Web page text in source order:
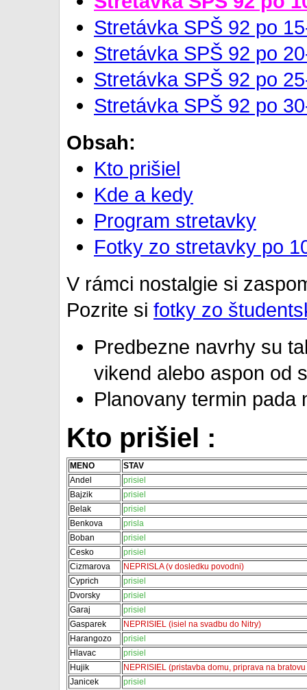
Stretávka SPŠ 92 po
Stretávka SPŠ 92 po
Stretávka SPŠ 92 po
Stretávka SPŠ 92 po
Obsah:
Kto prišiel
Kde a kedy
Program stretavky
Fotky zo stretavky po
V rámci nostalgie si
Pozrite si fotky zo
Predbezne navrhy su
vikend alebo aspon od
Planovany termin pada
Kto prišiel :
MENO
STAV
Andel
prisiel
Bajzik
prisiel
Belak
prisiel
Benkova
prisla
Boban
prisiel
Cesko
prisiel
Cizmarova
NEPRISLA (v dosledku povodni)
Cyprich
prisiel
Dvorsky
prisiel
Garaj
prisiel
Gasparek
NEPRISIEL (isiel na svadbu do Nitry)
Harangozo
prisiel
Hlavac
prisiel
Hujik
NEPRISIEL (pristavba domu, priprava na
Janicek
prisiel